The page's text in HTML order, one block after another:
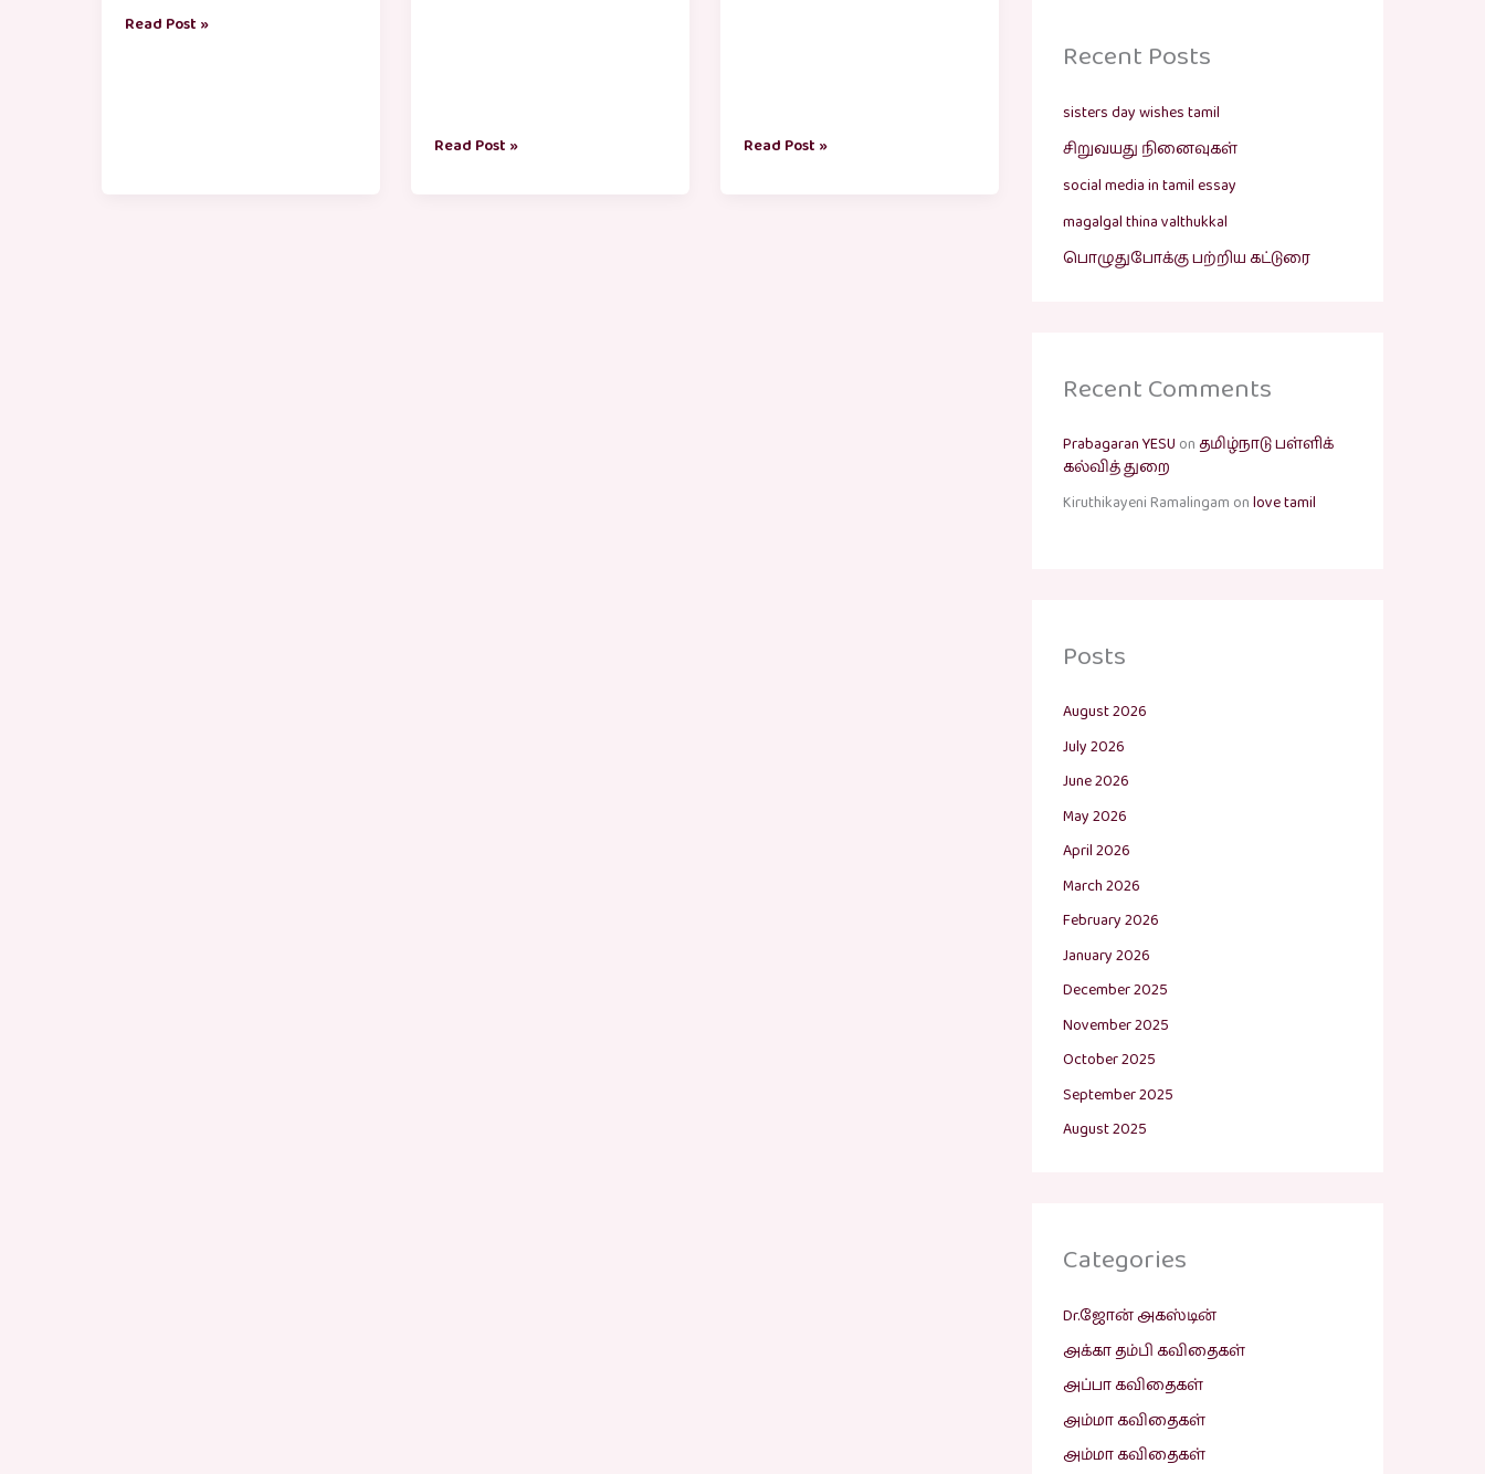
Read Post »
Read Post » Read Post »
Recent Posts
sisters day wishes tamil
சிறுவயது நினைவுகள்
social media in tamil essay
magalgal thina valthukkal
பொழுதுபோக்கு பற்றிய கட்டுரை
Recent Comments
Prabagaran YESU onதமிழ்நாடு பள்ளிக்
கல்வித் துறை
Kiruthikayeni Ramalingam onlove tamil
Posts
August 2026
July 2026
June 2026
May 2026
April 2026
March 2026
February 2026
January 2026
December 2025
November 2025
October 2025
September 2025
August 2025
Categories
Dr.ஜோன் அகஸ்டின்
அக்கா தம்பி கவிதைகள்
அப்பா கவிதைகள்
அம்மா கவிதைகள்
அம்மா கவிதைகள்